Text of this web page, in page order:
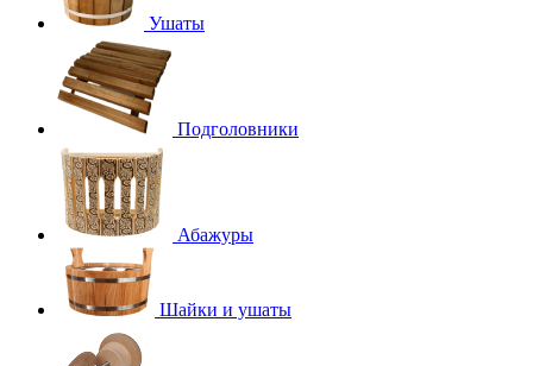
Ушаты
Подголовники
Абажуры
Шайки и ушаты